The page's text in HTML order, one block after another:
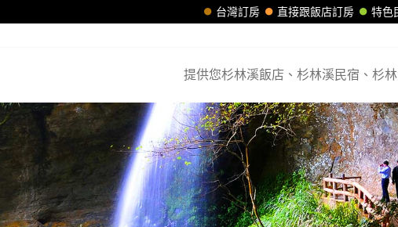
特色
直接跟飯店訂房
台灣訂房
提供您杉林溪飯店、杉林溪民宿、